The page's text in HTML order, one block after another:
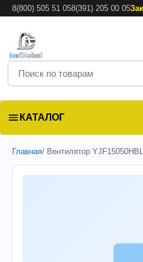
8(800) 505 51 058(391) 205 00 05
КАТАЛОГ
Главная/ Вентилятор